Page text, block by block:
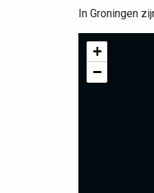
In Groningen
+
−